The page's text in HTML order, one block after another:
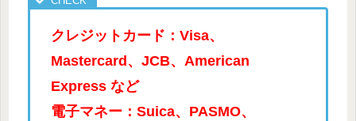
クレジットカード：Visa、
Mastercard、JCB、American
Express など
電子マネー：Suica、PASMO、